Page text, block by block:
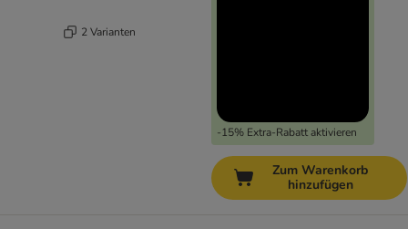
2 Varianten
-15% Extra-Rabatt aktivieren
Zum Warenkorb
hinzufügen